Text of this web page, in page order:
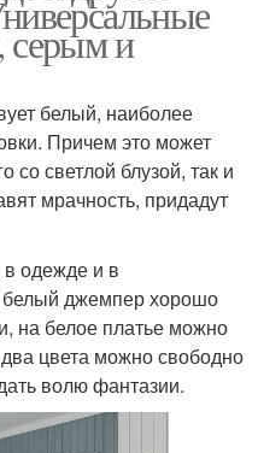
серым и
белый, наиболее
Причем это может
со светлой блузой, так и
мрачность, придадут
одежде и в
джемпер хорошо
на белое платье можно
цвета можно свободно
волю фантазии.